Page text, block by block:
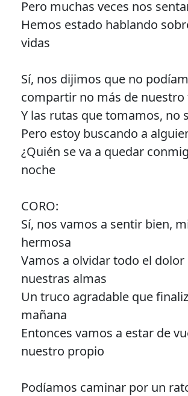
Pero muchas veces nos
Hemos estado hablando
vidas
Sí, nos dijimos que no
compartir no más de
Y las rutas que tomamos, no
Pero estoy buscando a
¿Quién se va a quedar
noche
CORO:
Sí, nos vamos a sentir bien,
hermosa
Vamos a olvidar todo el dolor
nuestras almas
Un truco agradable que
mañana
Entonces vamos a estar de
nuestro propio
Podíamos caminar por un